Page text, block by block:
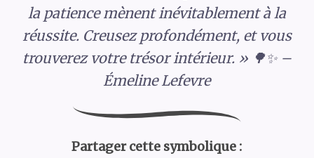
la patience mènent inévitablement à la
réussite. Creusez profondément, et vous
trouverez votre trésor intérieur. » 🌳✨ –
Émeline Lefevre
Partager cette symbolique :